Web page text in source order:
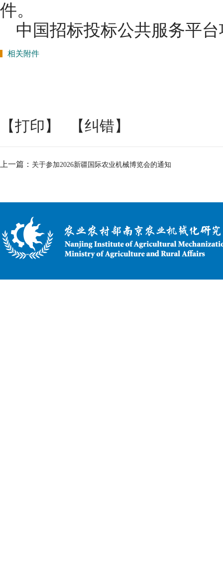
件。
中国招标投标公共服务平台
相关附件
【打印】 【纠错】
上一篇： 关于参加2026新疆国际农业机械博览会的通知